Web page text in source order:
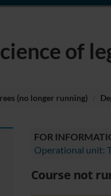
of
(no longer running)
FOR
Operational unit:
Course not